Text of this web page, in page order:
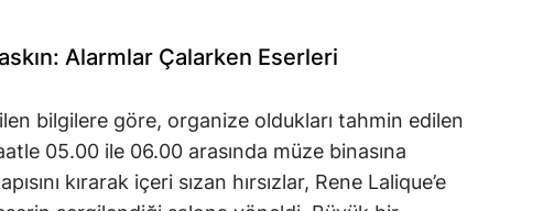
Alarmlar Çalarken Eserleri
bilgilere göre, organize oldukları tahmin edilen
05.00 ile 06.00 arasında müze binasına
kırarak içeri sızan hırsızlar, Rene Lalique’e